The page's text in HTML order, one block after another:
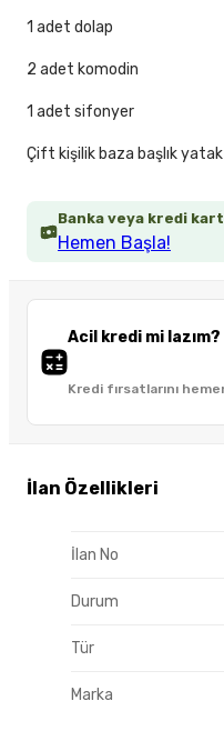
Banka veya kredi
Hemen Başla!
Acil kredi mi lazım?
Kredi fırsatlarını
İlan Özellikleri
İlan No
Durum
Tür
Marka
1 adet dolap
2 adet komodin
1 adet sifonyer
Çift kişilik baza başlık